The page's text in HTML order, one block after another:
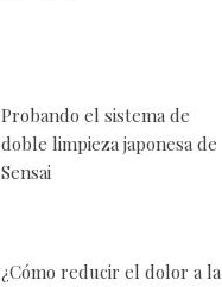
Probando el sistema de
doble limpieza japonesa de
Sensai
¿Cómo reducir el dolor a la